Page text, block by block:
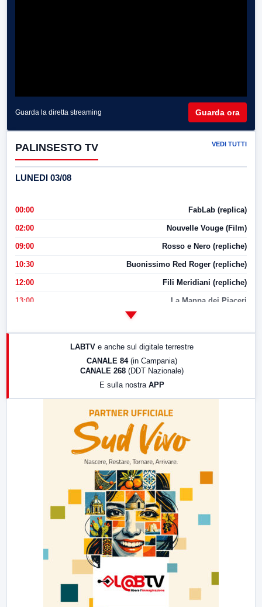
Guarda la diretta streaming Guarda ora
PALINSESTO TV VEDI TUTTI
LUNEDI 03/08
00:00 FabLab (replica)
02:00 Nouvelle Vouge (Film)
09:00 Rosso e Nero (repliche)
10:30 Buonissimo Red Roger (repliche)
12:00 Fili Meridiani (repliche)
13:00 La Mappa dei Piaceri
LABTV e anche sul digitale terrestre
CANALE 84 (in Campania)
CANALE 268 (DDT Nazionale)
E sulla nostra APP